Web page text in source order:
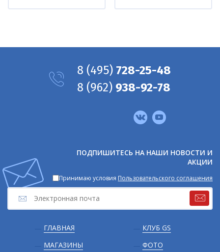
Подвал
ГЛАВНАЯ
МАГАЗИНЫ
КЛУБ GS
ФОТО
ПОДПИШИТЕСЬ НА НАШИ НОВОСТИ И
АКЦИИ
Принимаю условия Пользовательского соглашения
8 (495) 728-25-48
8 (962) 938-92-78